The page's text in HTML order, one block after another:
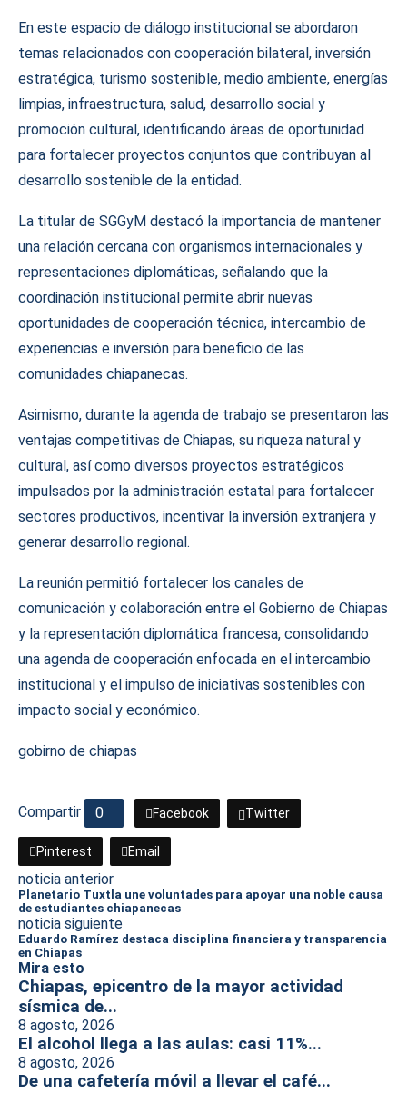
En este espacio de diálogo institucional se abordaron
temas relacionados con cooperación bilateral, inversión
estratégica, turismo sostenible, medio ambiente, energías
limpias, infraestructura, salud, desarrollo social y
promoción cultural, identificando áreas de oportunidad
para fortalecer proyectos conjuntos que contribuyan al
desarrollo sostenible de la entidad.
La titular de SGGyM destacó la importancia de mantener
una relación cercana con organismos internacionales y
representaciones diplomáticas, señalando que la
coordinación institucional permite abrir nuevas
oportunidades de cooperación técnica, intercambio de
experiencias e inversión para beneficio de las
comunidades chiapanecas.
Asimismo, durante la agenda de trabajo se presentaron las
ventajas competitivas de Chiapas, su riqueza natural y
cultural, así como diversos proyectos estratégicos
impulsados por la administración estatal para fortalecer
sectores productivos, incentivar la inversión extranjera y
generar desarrollo regional.
La reunión permitió fortalecer los canales de
comunicación y colaboración entre el Gobierno de Chiapas
y la representación diplomática francesa, consolidando
una agenda de cooperación enfocada en el intercambio
institucional y el impulso de iniciativas sostenibles con
impacto social y económico.
gobirno de chiapas
Compartir 0 Facebook Twitter
Pinterest Email
noticia anterior
Planetario Tuxtla une voluntades para apoyar una noble causa
de estudiantes chiapanecas
noticia siguiente
Eduardo Ramírez destaca disciplina financiera y transparencia
en Chiapas
Mira esto
Chiapas, epicentro de la mayor actividad
sísmica de...
8 agosto, 2026
El alcohol llega a las aulas: casi 11%...
8 agosto, 2026
De una cafetería móvil a llevar el café...